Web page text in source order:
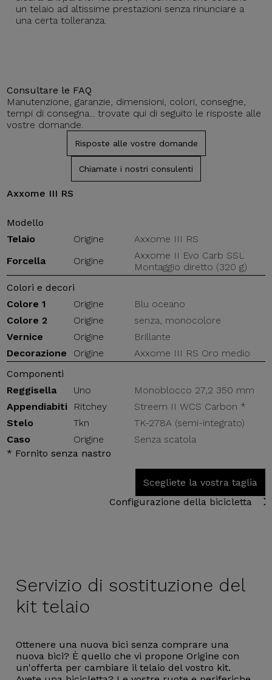
un telaio ad altissime prestazioni senza rinunciare a
una certa tolleranza.
Consultare le FAQ
Manutenzione, garanzie, dimensioni, colori, consegne,
tempi di consegna... trovate qui di seguito le risposte alle
vostre domande.
Risposte alle vostre domande
Chiamate i nostri consulenti
Axxome III RS
Modello
Telaio
Origine
Axxome III RS
Forcella
Origine
Axxome II Evo Carb SSL
Montaggio diretto (320 g)
Colori e decori
Colore 1
Origine
Blu oceano
Colore 2
Origine
senza, monocolore
Vernice
Origine
Brillante
Decorazione
Origine
Axxome III RS Oro medio
Componenti
Reggisella
Uno
Monoblocco 27,2 350 mm
Appendiabiti
Ritchey
Streem II WCS Carbon *
Stelo
Tkn
TK-278A (semi-integrato)
Caso
Origine
Senza scatola
* Fornito senza nastro
Scegliete la vostra taglia
Configurazione della bicicletta
Servizio di sostituzione del
kit telaio
Ottenere una nuova bici senza comprare una
nuova bici? È quello che vi propone Origine con
un'offerta per cambiare il telaio del vostro kit.